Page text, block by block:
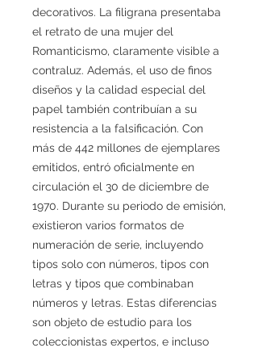
decorativos. La filigrana presentaba
el retrato de una mujer del
Romanticismo, claramente visible a
contraluz. Además, el uso de finos
diseños y la calidad especial del
papel también contribuían a su
resistencia a la falsificación. Con
más de 442 millones de ejemplares
emitidos, entró oficialmente en
circulación el 30 de diciembre de
1970. Durante su periodo de emisión,
existieron varios formatos de
numeración de serie, incluyendo
tipos solo con números, tipos con
letras y tipos que combinaban
números y letras. Estas diferencias
son objeto de estudio para los
coleccionistas expertos, e incluso